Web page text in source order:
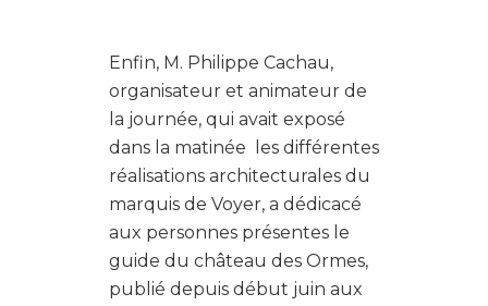
Enfin, M. Philippe Cachau,
organisateur et animateur de
la journée, qui avait exposé
dans la matinée les différentes
réalisations architecturales du
marquis de Voyer, a dédicacé
aux personnes présentes le
guide du château des Ormes,
publié depuis début juin aux